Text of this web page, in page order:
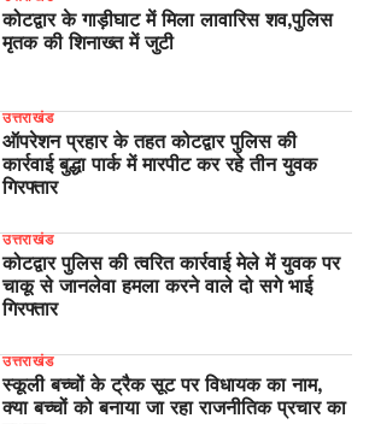
कोटद्वार के गाड़ीघाट में मिला लावारिस शव,पुलिस
मृतक की शिनाख्त में जुटी
उत्तराखंड
ऑपरेशन प्रहार के तहत कोटद्वार पुलिस की
कार्रवाई बुद्धा पार्क में मारपीट कर रहे तीन युवक
गिरफ्तार
उत्तराखंड
कोटद्वार पुलिस की त्वरित कार्रवाई मेले में युवक पर
चाकू से जानलेवा हमला करने वाले दो सगे भाई
गिरफ्तार
उत्तराखंड
स्कूली बच्चों के ट्रैक सूट पर विधायक का नाम,
क्या बच्चों को बनाया जा रहा राजनीतिक प्रचार का